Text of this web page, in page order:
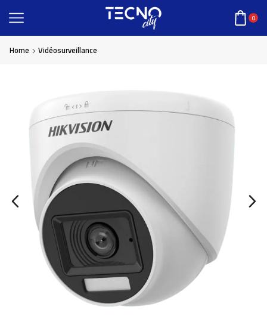
0
Home Vidéosurveillance